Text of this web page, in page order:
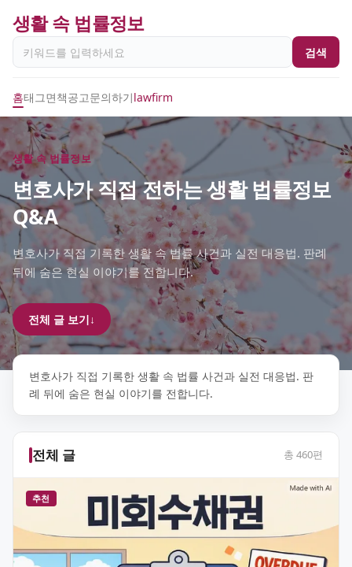
생활 속 법률정보
검색
홈태그면책공고문의하기lawfirm
생활 속 법률정보
변호사가 직접 전하는 생활 법률정보
Q&A
변호사가 직접 기록한 생활 속 법률 사건과 실전 대응법. 판례
뒤에 숨은 현실 이야기를 전합니다.
전체 글 보기↓
변호사가 직접 기록한 생활 속 법률 사건과 실전 대응법. 판
례 뒤에 숨은 현실 이야기를 전합니다.
전체 글 총 460편
추천